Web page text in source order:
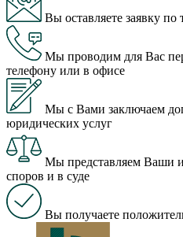
Вы оставляете заявку по
Мы проводим для Вас
телефону или в офисе
Мы с Вами заключаем
юридических услуг
Мы представляем Ваши
споров и в суде
Вы получаете